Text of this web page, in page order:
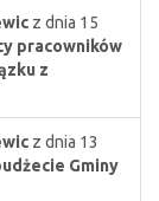
z dnia 15
pracowników
z
z dnia 13
Gminy